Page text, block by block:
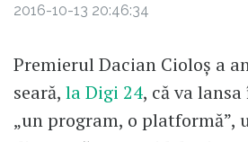
2016-10-13 20:46:34
Premierul Dacian Cioloș a
seară, la Digi 24, că va
„un program, o platformă”,